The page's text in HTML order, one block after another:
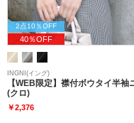
2点10％OFF
40％OFF
INGNI(イング)
【WEB限定】襟付ボウタイ半袖
(クロ)
￥2,376